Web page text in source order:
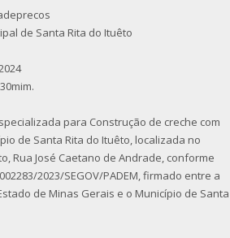
de Santa Rita do Ituêto
para Construção de creche com
de Santa Rita do Ituêto, localizada no
Rua José Caetano de Andrade, conforme
2023/SEGOV/PADEM, firmado entre a
de Minas Gerais e o Município de Santa